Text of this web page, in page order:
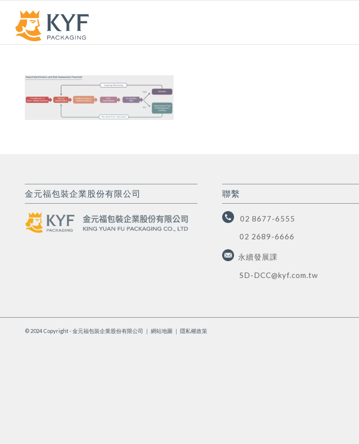
金元福包裝企業股份有限公司 聯繫
02 8677-6555
02 2689-6666
永續發展課
SD-DCC@kyf.com.tw
© 2024 Copyright - 金元福包裝企業股份有限公司 ｜ 網站地圖 ｜ 隱私權政策